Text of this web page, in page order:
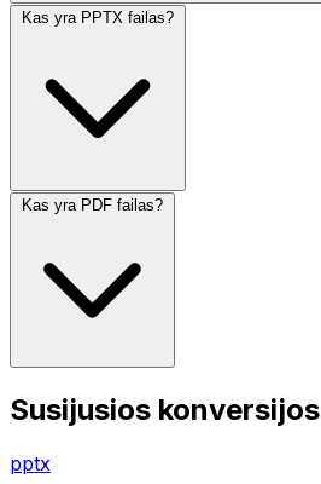
Kas yra PPTX failas?
Kas yra PDF failas?
Susijusios konversijos
pptx